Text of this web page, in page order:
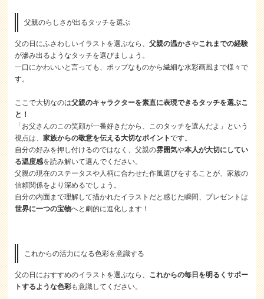
父親のらしさが出るタッチを選ぶ
父の日にふさわしいイラストを選ぶなら、父親の温かさやこれまでの経験
が滲み出るようなタッチを選びましょう。
一口にかわいいと言っても、ポップなものから繊細な水彩画風まで様々で
す。
ここで大切なのは父親のキャラクターを素直に表現できるタッチを選ぶこ
と！
「お父さんのこの笑顔が一番好きだから、このタッチを選んだよ」という
視点は、家族からの敬意を伝える大切なポイントです。
自分の好みを押し付けるのではなく、父親の雰囲気や本人が大切にしてい
る温度感を読み解いて選んでください。
父親の現在のステータスや人柄に合わせた作風選びをすることが、家族の
信頼関係をより深めるでしょう。
自分の内面まで理解して描かれたイラストだと感じた瞬間、プレゼントは
世界に一つの宝物へと劇的に進化します！
これからの活力になる色彩を意識する
父の日におすすめのイラストを選ぶなら、 これからの毎日を明るくサポー
トするような色彩も意識してください。